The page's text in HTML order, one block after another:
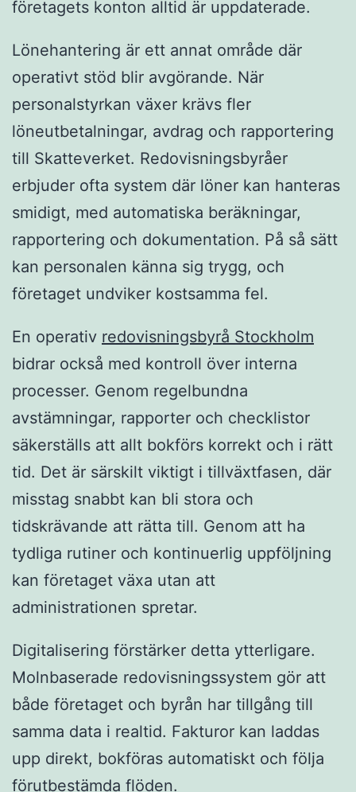
företagets konton alltid är uppdaterade.
Lönehantering är ett annat område där
operativt stöd blir avgörande. När
personalstyrkan växer krävs fler
löneutbetalningar, avdrag och rapportering
till Skatteverket. Redovisningsbyråer
erbjuder ofta system där löner kan hanteras
smidigt, med automatiska beräkningar,
rapportering och dokumentation. På så sätt
kan personalen känna sig trygg, och
företaget undviker kostsamma fel.
En operativ redovisningsbyrå Stockholm
bidrar också med kontroll över interna
processer. Genom regelbundna
avstämningar, rapporter och checklistor
säkerställs att allt bokförs korrekt och i rätt
tid. Det är särskilt viktigt i tillväxtfasen, där
misstag snabbt kan bli stora och
tidskrävande att rätta till. Genom att ha
tydliga rutiner och kontinuerlig uppföljning
kan företaget växa utan att
administrationen spretar.
Digitalisering förstärker detta ytterligare.
Molnbaserade redovisningssystem gör att
både företaget och byrån har tillgång till
samma data i realtid. Fakturor kan laddas
upp direkt, bokföras automatiskt och följa
förutbestämda flöden.